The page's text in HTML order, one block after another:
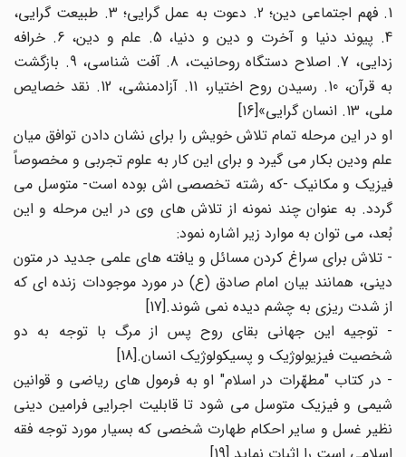
1. فهم اجتماعی دین؛ 2. دعوت به عمل گرایی؛ 3. طبیعت گرایی،
4. پیوند دنیا و آخرت و دین و دنیا، 5. علم و دین، 6. خرافه
زدایی، 7. اصلاح دستگاه روحانیت، 8. آفت شناسی، 9. بازگشت
به قرآن، 10. رسیدن روح اختیار، 11. آزادمنشی، 12. نقد خصایص
ملی، 13. انسان گرایی»[16]
او در این مرحله تمام تلاش خویش را برای نشان دادن توافق میان
علم ودین بکار می گیرد و برای این کار به علوم تجربی و مخصوصاً
فیزیک و مکانیک -که رشته تخصصی اش بوده است- متوسل می
گردد. به عنوان چند نمونه از تلاش های وی در این مرحله و این
بُعد، می توان به موارد زیر اشاره نمود:
- تلاش برای سراغ کردن مسائل و یافته های علمی جدید در متون
دینی، همانند بیان امام صادق (ع) در مورد موجودات زنده ای که
از شدت ریزی به چشم دیده نمی شوند.[17]
- توجیه این جهانی بقای روح پس از مرگ با توجه به دو
شخصیت فیزیولوژیک و پسیکولوژیک انسان.[18]
- در کتاب "مطهّرات در اسلام" او به فرمول های ریاضی و قوانین
شیمی و فیزیک متوسل می شود تا قابلیت اجرایی فرامین دینی
نظیر غسل و سایر احکام طهارت شخصی که بسیار مورد توجه فقه